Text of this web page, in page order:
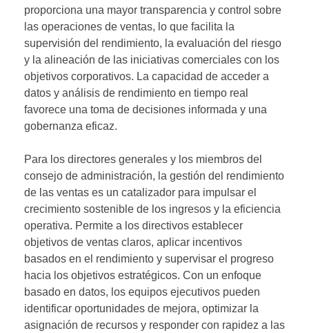
proporciona una mayor transparencia y control sobre
las operaciones de ventas, lo que facilita la
supervisión del rendimiento, la evaluación del riesgo
y la alineación de las iniciativas comerciales con los
objetivos corporativos. La capacidad de acceder a
datos y análisis de rendimiento en tiempo real
favorece una toma de decisiones informada y una
gobernanza eficaz.
Para los directores generales y los miembros del
consejo de administración, la gestión del rendimiento
de las ventas es un catalizador para impulsar el
crecimiento sostenible de los ingresos y la eficiencia
operativa. Permite a los directivos establecer
objetivos de ventas claros, aplicar incentivos
basados en el rendimiento y supervisar el progreso
hacia los objetivos estratégicos. Con un enfoque
basado en datos, los equipos ejecutivos pueden
identificar oportunidades de mejora, optimizar la
asignación de recursos y responder con rapidez a las